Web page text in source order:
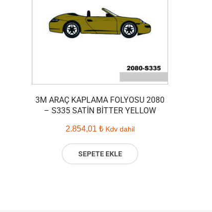
3M ARAÇ KAPLAMA FOLYOSU 2080
– S335 SATIN BITTER YELLOW
2.854,01 ₺ Kdv dahil
SEPETE EKLE